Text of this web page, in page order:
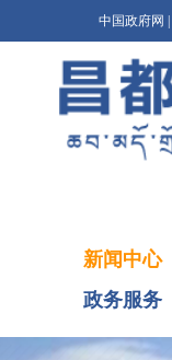
中国政府网
新闻中心
政务服务